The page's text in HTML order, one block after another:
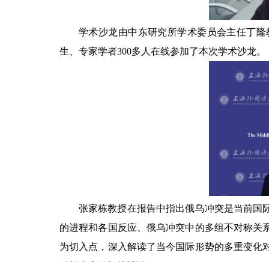
学术沙龙由中东研究所学术委员会主任丁隆
生、专家学者300多人在线参加了本次学术沙龙。
张家栋教授在报告中指出俄乌冲突是当前国
的进程和各国反应、俄乌冲突中的多组不对称关
为切入点，深入解读了当今国际形势的多重变化